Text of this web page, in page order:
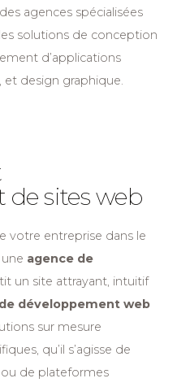
agences spécialisées
solutions de conception
d’applications
et design graphique.
sites web
votre entreprise dans le
agence de
un site attrayant, intuitif
développement web
sur mesure
qu’il s’agisse de
de plateformes